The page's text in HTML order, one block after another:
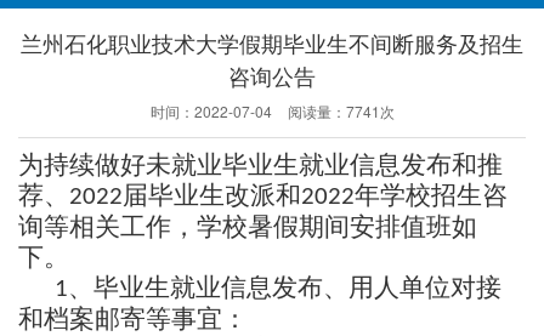
兰州石化职业技术大学假期毕业生不间断服务及招生
咨询公告
时间： 2022-07-04 阅读量： 7741次
为持续做好未就业毕业生就业信息发布和推
荐、
2022届毕业生改派和2022年学校招生咨
询等相关工作，学校暑假期间安排值班如
下。
1、毕业生就业信息发布、用人单位对接
和档案邮寄等事宜：